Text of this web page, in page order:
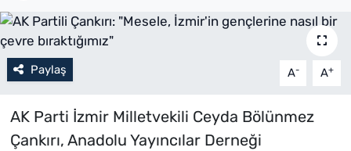
Paylaş A- A+
AK Parti İzmir Milletvekili Ceyda Bölünmez
Çankırı, Anadolu Yayıncılar Derneği